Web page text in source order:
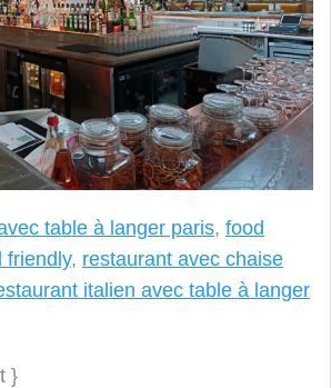
table à langer paris, food
friendly, restaurant avec chaise
italien avec table à langer
}